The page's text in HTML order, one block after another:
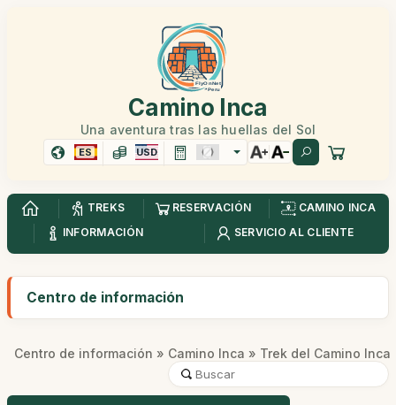
Camino Inca
Una aventura tras las huellas del Sol
ES USD
TREKS RESERVACIÓN
CAMINO INCA
INFORMACIÓN
SERVICIO AL CLIENTE
Centro de información
Centro de información » Camino Inca » Trek del Camino Inca